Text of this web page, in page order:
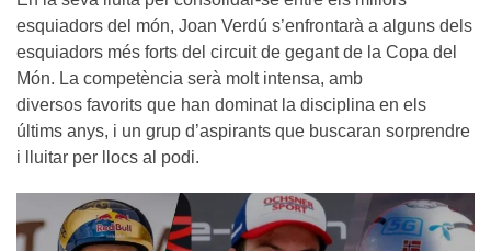
esquiadors del món, Joan Verdú s’enfrontarà a alguns dels
esquiadors més forts del circuit de gegant de la Copa del
Món. La competència serà molt intensa, amb
diversos favorits que han dominat la disciplina en els
últims anys, i un grup d’aspirants que buscaran sorprendre
i lluitar per llocs al podi.